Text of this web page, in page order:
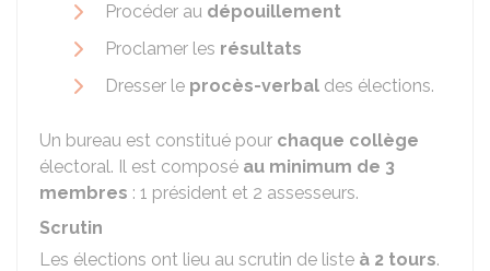
Procéder au dépouillement
Proclamer les résultats
Dresser le procès-verbal des élections.
Un bureau est constitué pour chaque collège
électoral. Il est composé au minimum de 3
membres : 1 président et 2 assesseurs.
Scrutin
Les élections ont lieu au scrutin de liste à 2 tours.